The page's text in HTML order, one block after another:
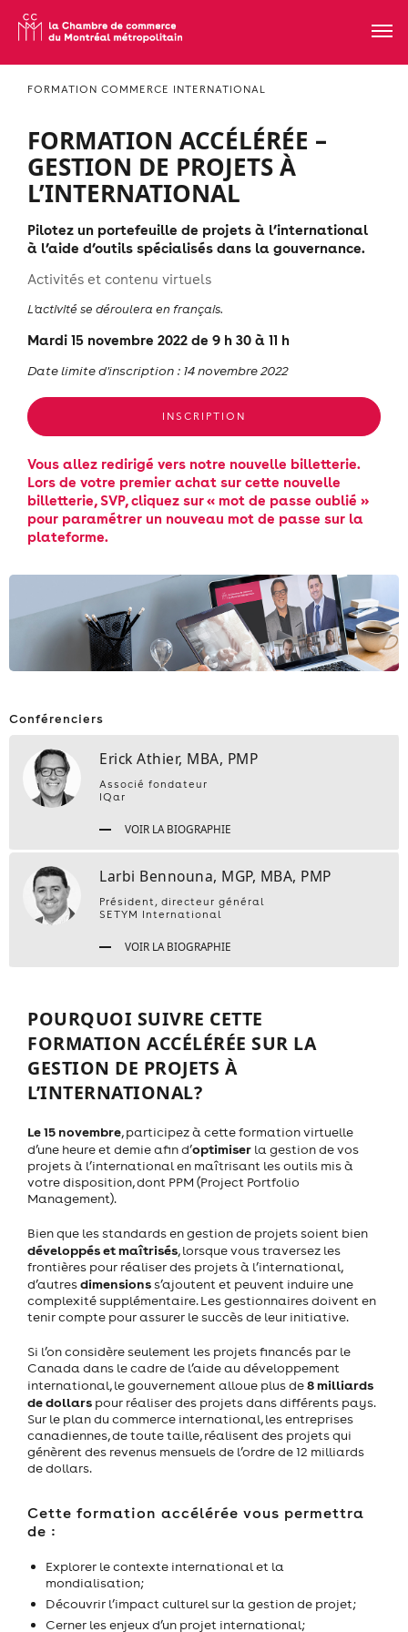
FORMATION COMMERCE INTERNATIONAL
FORMATION ACCÉLÉRÉE –
GESTION DE PROJETS À
L’INTERNATIONAL
Pilotez un portefeuille de projets à l’international
à l’aide d’outils spécialisés dans la gouvernance.
Activités et contenu virtuels
L'activité se déroulera en français.
Mardi 15 novembre 2022 de 9 h 30 à 11 h
Date limite d'inscription : 14 novembre 2022
INSCRIPTION
Vous allez redirigé vers notre nouvelle billetterie.
Lors de votre premier achat sur cette nouvelle
billetterie, SVP, cliquez sur « mot de passe oublié »
pour paramétrer un nouveau mot de passe sur la
plateforme.
Conférenciers
Erick Athier, MBA, PMP
Associé fondateur
IQar
VOIR LA BIOGRAPHIE
Larbi Bennouna, MGP, MBA, PMP
Président, directeur général
SETYM International
VOIR LA BIOGRAPHIE
POURQUOI SUIVRE CETTE
FORMATION ACCÉLÉRÉE SUR LA
GESTION DE PROJETS À
L’INTERNATIONAL?
Le 15 novembre, participez à cette formation virtuelle
d’une heure et demie afin d’optimiser la gestion de vos
projets à l’international en maîtrisant les outils mis à
votre disposition, dont PPM (Project Portfolio
Management).
Bien que les standards en gestion de projets soient bien
développés et maîtrisés, lorsque vous traversez les
frontières pour réaliser des projets à l’international,
d’autresdimensionss’ajoutent et peuvent induire une
complexité supplémentaire. Les gestionnaires doivent en
tenir compte pour assurer le succès de leur initiative.
Si l’on considère seulement les projets financés par le
Canada dans le cadre de l’aide au développement
international, le gouvernement alloue plus de8 milliards
de dollars pour réaliser des projets dans différents pays.
Sur le plan du commerce international, les entreprises
canadiennes, de toute taille, réalisent des projets qui
génèrent des revenus mensuels de l’ordre de 12 milliards
de dollars.
Cette formation accélérée vous permettra
de :
Explorer le contexte international et la
mondialisation;
Découvrir l’impact culturel sur la gestion de projet;
Cerner les enjeux d’un projet international;